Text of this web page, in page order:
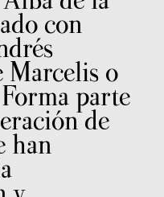
con
Marcelis o
parte
de
han